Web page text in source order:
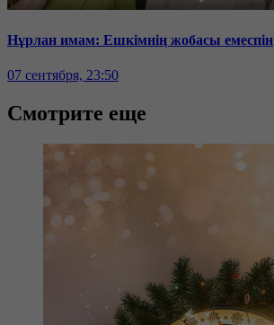
Нұрлан имам: Ешкімнің жобасы емеспін
07 сентября, 23:50
Смотрите еще